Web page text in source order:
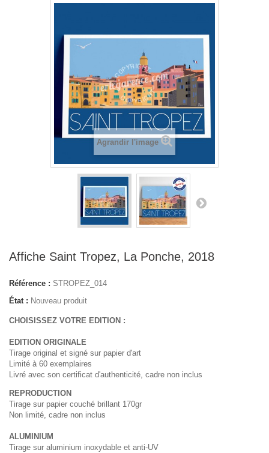
Agrandir l'image
Affiche Saint Tropez, La Ponche, 2018
Référence : STROPEZ_014
État : Nouveau produit
CHOISISSEZ VOTRE EDITION :
EDITION ORIGINALE
Tirage original et signé sur papier d'art
Limité à 60 exemplaires
Livré avec son certificat d'authenticité, cadre non inclus
REPRODUCTION
Tirage sur papier couché brillant 170gr
Non limité, cadre non inclus
ALUMINIUM
Tirage sur aluminium inoxydable et anti-UV